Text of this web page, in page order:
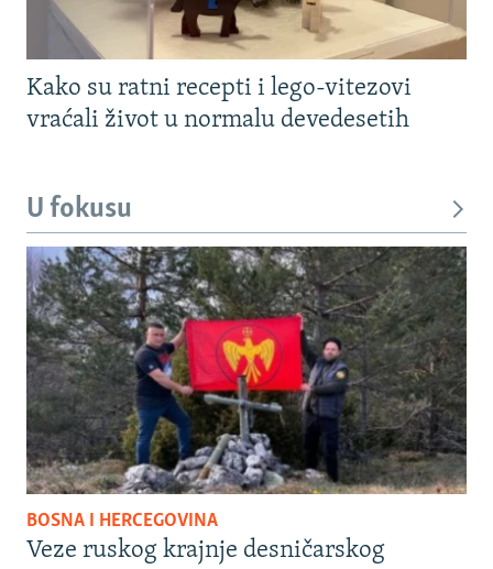
Kako su ratni recepti i lego-vitezovi
vraćali život u normalu devedesetih
U fokusu
BOSNA I HERCEGOVINA
Veze ruskog krajnje desničarskog